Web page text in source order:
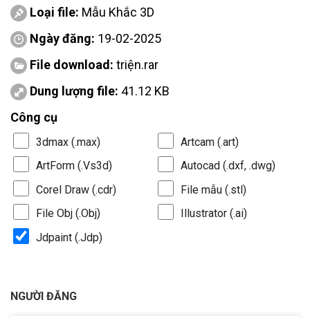
Loại file: Mẫu Khắc 3D
Ngày đăng: 19-02-2025
File download: triện.rar
Dung lượng file: 41.12 KB
Công cụ
3dmax (.max)
Artcam (.art)
ArtForm (.Vs3d)
Autocad (.dxf, .dwg)
Corel Draw (.cdr)
File mẫu (.stl)
File Obj (.Obj)
Illustrator (.ai)
Jdpaint (.Jdp)
NGƯỜI ĐĂNG